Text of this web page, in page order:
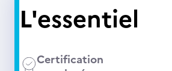
L'essentiel
Certification